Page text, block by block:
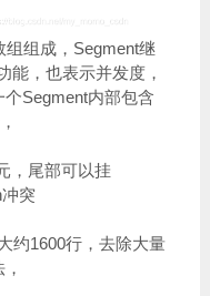
组组成，Segment继
能，也表示并发度，
Segment内部包含
，尾部可以挂
突
约1600行，去除大量